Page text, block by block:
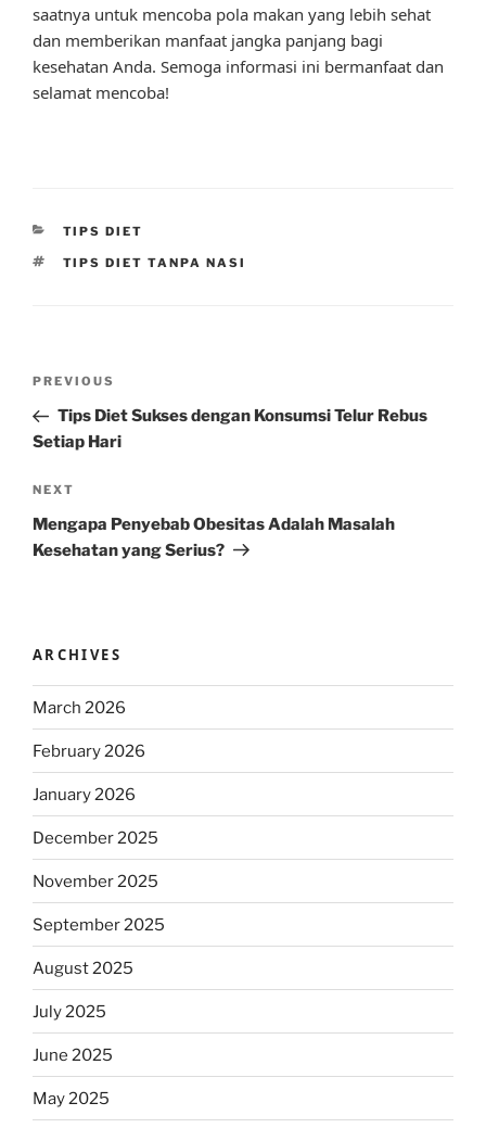
saatnya untuk mencoba pola makan yang lebih sehat
dan memberikan manfaat jangka panjang bagi
kesehatan Anda. Semoga informasi ini bermanfaat dan
selamat mencoba!
CATEGORIES
TIPS DIET
TAGS
TIPS DIET TANPA NASI
Previous
Post
PREVIOUS
Tips Diet Sukses dengan Konsumsi Telur Rebus
Setiap Hari
Next
Post
NEXT
Mengapa Penyebab Obesitas Adalah Masalah
Kesehatan yang Serius?
ARCHIVES
March 2026
February 2026
January 2026
December 2025
November 2025
September 2025
August 2025
July 2025
June 2025
May 2025